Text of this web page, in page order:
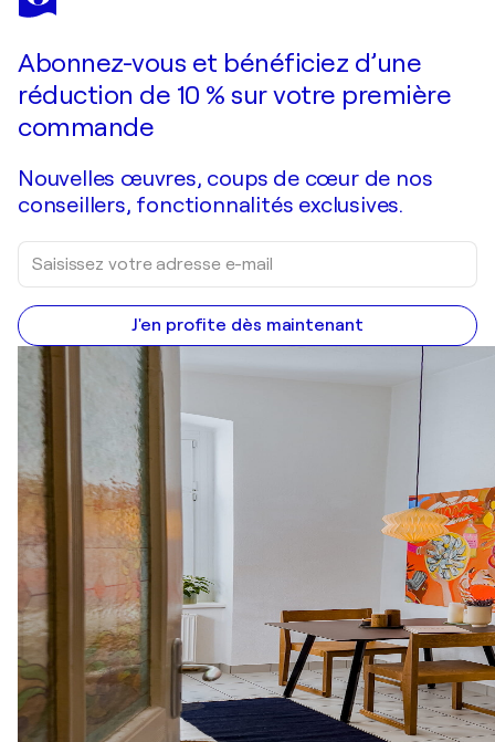
Weiße Seerosen
Abonnez-vous et bénéficiez d’une
réduction de 10 % sur votre première
commande
Nouvelles œuvres, coups de cœur de nos
conseillers, fonctionnalités exclusives.
J'en profite dès maintenant